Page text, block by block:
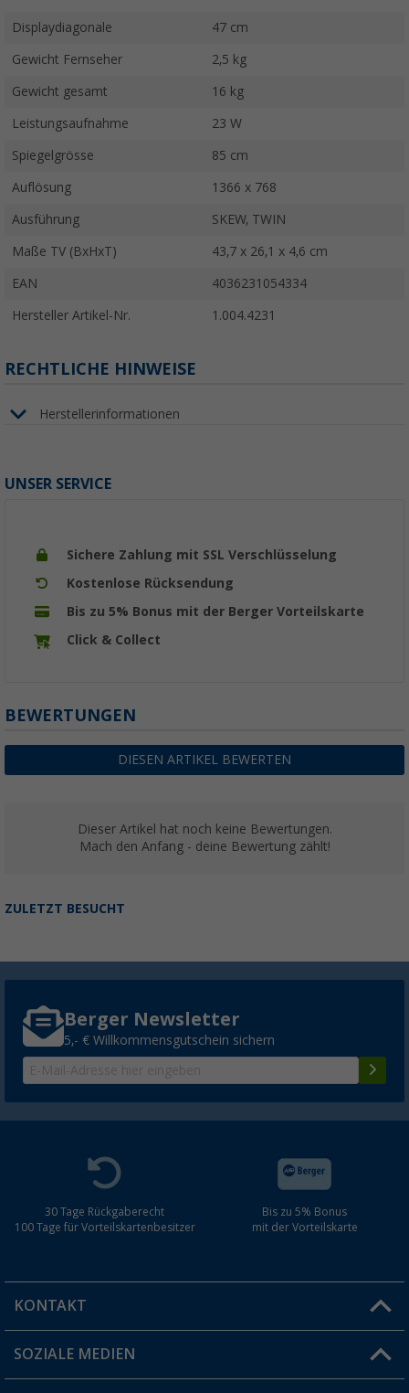
Displaydiagonale 47 cm
Gewicht Fernseher 2,5 kg
Gewicht gesamt 16 kg
Leistungsaufnahme 23 W
Spiegelgrösse 85 cm
Auflösung 1366 x 768
Ausführung SKEW, TWIN
Maße TV (BxHxT) 43,7 x 26,1 x 4,6 cm
EAN 4036231054334
Hersteller Artikel-Nr. 1.004.4231
RECHTLICHE HINWEISE
Herstellerinformationen
UNSER SERVICE
Sichere Zahlung mit SSL Verschlüsselung
Kostenlose Rücksendung
Bis zu 5% Bonus mit der Berger Vorteilskarte
Click & Collect
BEWERTUNGEN
DIESEN ARTIKEL BEWERTEN
Dieser Artikel hat noch keine Bewertungen.
Mach den Anfang - deine Bewertung zählt!
ZULETZT BESUCHT
Berger Newsletter
5,- € Willkommensgutschein sichern
30 Tage Rückgaberecht
100 Tage für Vorteilskartenbesitzer
Bis zu 5% Bonus
mit der Vorteilskarte
KONTAKT
Du hast eine Frage?
SOZIALE MEDIEN